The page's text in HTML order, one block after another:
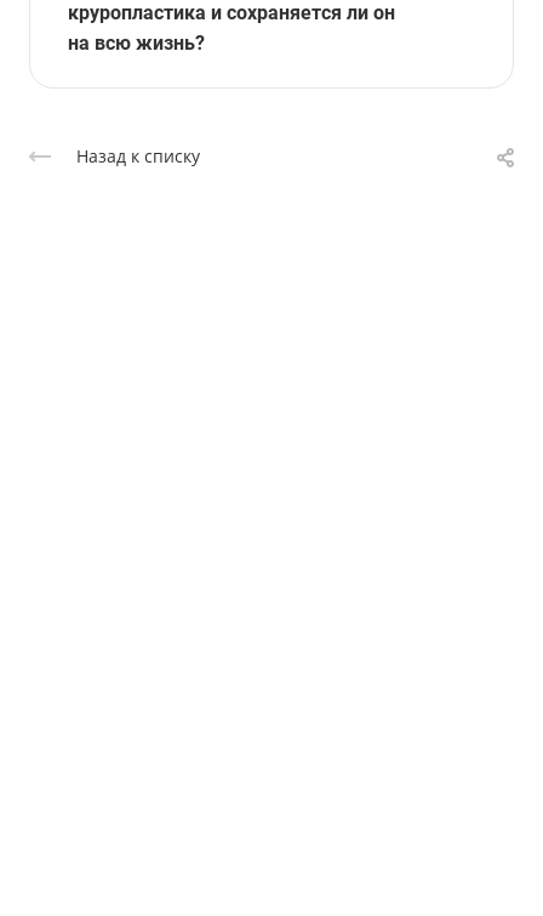
круропластика и сохраняется ли он
на всю жизнь?
Назад к списку